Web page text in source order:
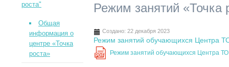
Режим занятий «Точка
Создано: 22 декабря 2023
Режим занятий обучающихся Центра
PDF Режим занятий обучающихся Центра
роста"
Общая
информация о
центре «Точка
роста»